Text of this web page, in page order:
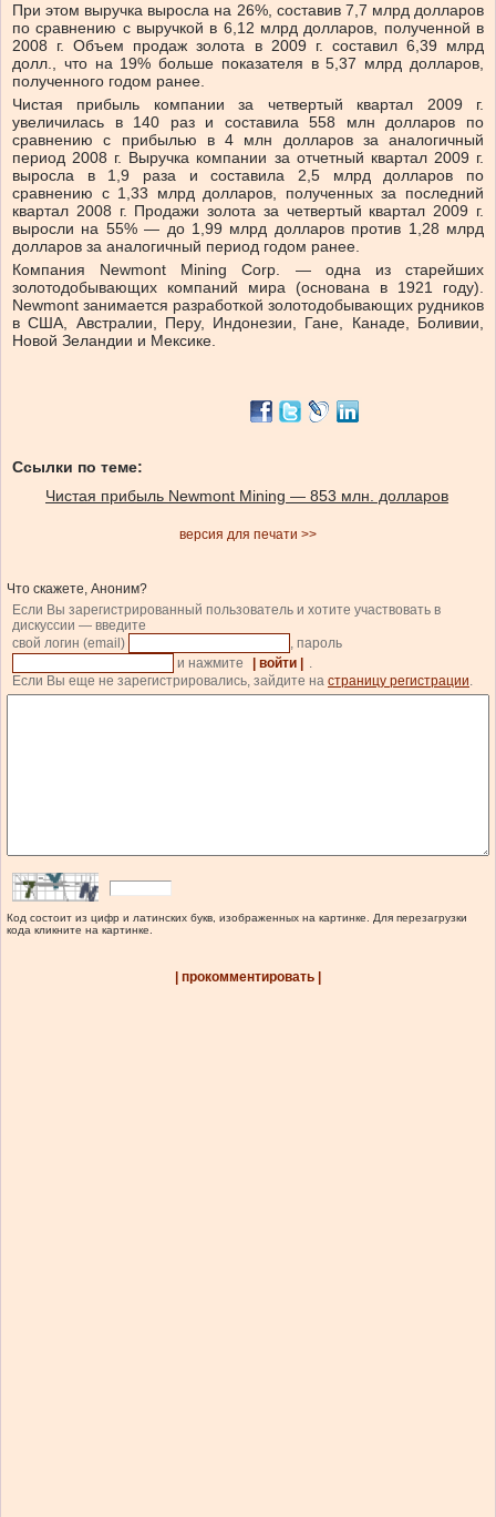
При этом выручка выросла на 26%, составив 7,7 млрд долларов
по сравнению с выручкой в 6,12 млрд долларов, полученной в
2008 г. Объем продаж золота в 2009 г. составил 6,39 млрд
долл., что на 19% больше показателя в 5,37 млрд долларов,
полученного годом ранее.
Чистая прибыль компании за четвертый квартал 2009 г.
увеличилась в 140 раз и составила 558 млн долларов по
сравнению с прибылью в 4 млн долларов за аналогичный
период 2008 г. Выручка компании за отчетный квартал 2009 г.
выросла в 1,9 раза и составила 2,5 млрд долларов по
сравнению с 1,33 млрд долларов, полученных за последний
квартал 2008 г. Продажи золота за четвертый квартал 2009 г.
выросли на 55% — до 1,99 млрд долларов против 1,28 млрд
долларов за аналогичный период годом ранее.
Компания Newmont Mining Corp. — одна из старейших
золотодобывающих компаний мира (основана в 1921 году).
Newmont занимается разработкой золотодобывающих рудников
в США, Австралии, Перу, Индонезии, Гане, Канаде, Боливии,
Новой Зеландии и Мексике.
Ссылки по теме:
Чистая прибыль Newmont Mining — 853 млн. долларов
версия для печати >>
Что скажете, Аноним?
Если Вы зарегистрированный пользователь и хотите участвовать в
дискуссии — введите
свой логин (email)
, пароль
и нажмите
| войти |
.
Если Вы еще не зарегистрировались, зайдите на страницу регистрации.
Код состоит из цифр и латинских букв, изображенных на картинке. Для перезагрузки
кода кликните на картинке.
| прокомментировать |